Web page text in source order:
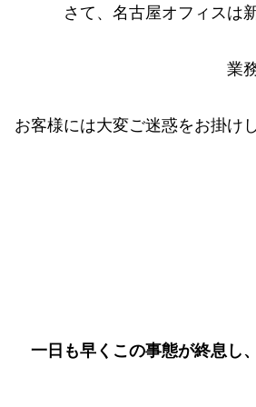
さて、名古屋オフィスは
業
お客様には大変ご迷惑をお掛け
一日も早くこの事態が終息し